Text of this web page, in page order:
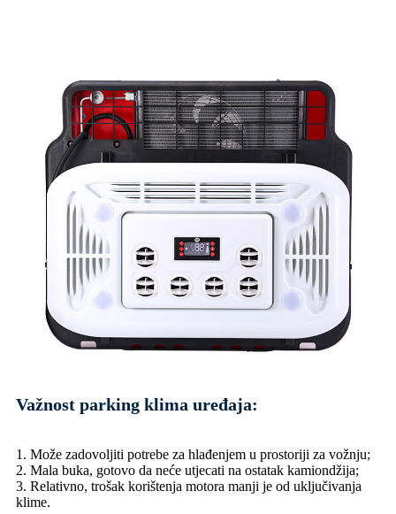
Važnost parking klima uređaja:
1. Može zadovoljiti potrebe za hlađenjem u prostoriji za vožnju;
2. Mala buka, gotovo da neće utjecati na ostatak kamiondžija;
3. Relativno, trošak korištenja motora manji je od uključivanja
klime.